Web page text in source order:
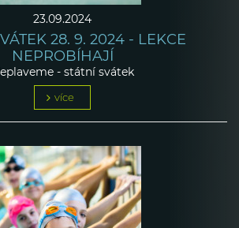
23.09.2024
28. 9. 2024 - LEKCE
NEPROBÍHAJÍ
- státní svátek
více